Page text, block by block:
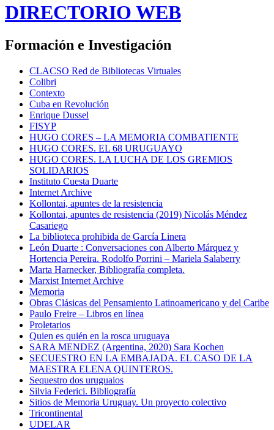
DIRECTORIO WEB
Formación e Investigación
CLACSO Red de Bibliotecas Virtuales
Colibri
Contexto
Cuba en Revolución
Enrique Dussel
FISYP
HUGO CORES – LA MEMORIA COMBATIENTE
HUGO CORES. EL 68 URUGUAYO
HUGO CORES. LA LUCHA DE LOS GREMIOS
SOLIDARIOS
Instituto Cuesta Duarte
Internet Archive
Kollontai, apuntes de la resistencia
Kollontai, apuntes de resistencia (2019) Nicolás Méndez
Casariego
La biblioteca prohibida de García Linera
León Duarte : Conversaciones con Alberto Márquez y
Hortencia Pereira. Rodolfo Porrini – Mariela Salaberry
Marta Harnecker, Bibliografía completa.
Marxist Internet Archive
Memoria
Obras Clásicas del Pensamiento Latinoamericano y del Caribe
Paulo Freire – Libros en línea
Proletarios
Quien es quién en la rosca uruguaya
SARA MENDEZ (Argentina, 2020) Sara Kochen
SECUESTRO EN LA EMBAJADA. EL CASO DE LA
MAESTRA ELENA QUINTEROS.
Sequestro dos uruguaios
Silvia Federici. Bibliografía
Sitios de Memoria Uruguay. Un proyecto colectivo
Tricontinental
UDELAR